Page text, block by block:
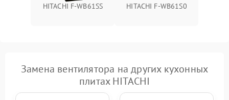
HITACHI F-WB61SS HITACHI F-WB61S0
Замена вентилятора на других кухонных
плитах HITACHI